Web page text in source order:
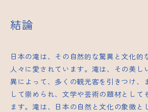
結論
日本の滝は、その自然的な驚異と文化的
人々に愛されています。滝は、その美し
異によって、多くの観光客を引きつけ、
して崇められ、文学や芸術の題材として
ます。滝は、日本の自然と文化の象徴と